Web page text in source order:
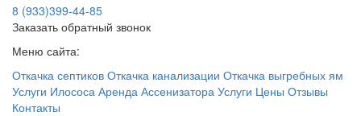
8 (933)399-44-85
Заказать обратный звонок
Меню сайта:
Откачка септиков Откачка канализации Откачка выгребных ям
Услуги Илососа Аренда Ассенизатора Услуги Цены Отзывы
Контакты